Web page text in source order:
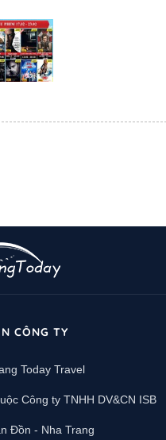
CÔNG TY
Today Travel
Công ty TNHH DV&CN ISB
Đồn - Nha Trang